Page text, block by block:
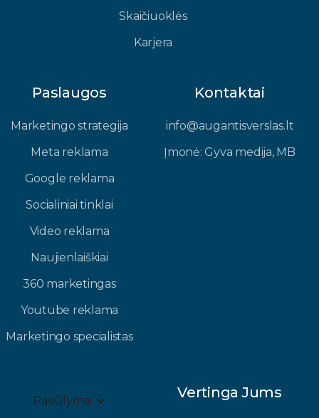
Skaičiuoklės
Karjera
Paslaugos
Marketingo strategija
Meta reklama
Google reklama
Socialiniai tinklai
Video reklama
Naujienlaiškiai
360 marketingas
Youtube reklama
Marketingo specialistas
Kontaktai
info@augantisverslas.lt​
Įmonė: Gyva medija, MB​
Pasiūlymai Vertinga Jums